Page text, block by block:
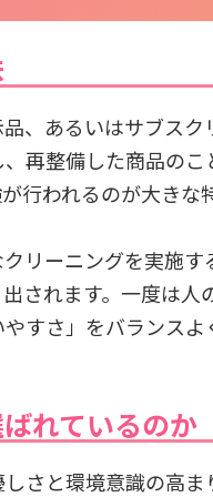
、あるいはサブスク
再整備した商品のこ
行われるのが大きな
リーニングを実施す
されます。一度は人
すさ」をバランスよ
れているのか
さと環境意識の高ま